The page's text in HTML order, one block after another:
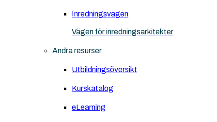
Inredningsvägen
Vägen för inredningsarkitekter
Andra resurser
Utbildningsöversikt
Kurskatalog
eLearning